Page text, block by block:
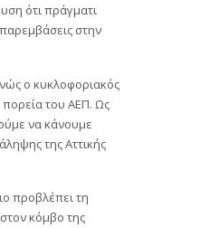
ότι πράγματι
παρεμβάσεις στην
ο κυκλοφοριακός
πορεία του ΑΕΠ. Ως
να κάνουμε
της Αττικής
προβλέπει τη
κόμβο της